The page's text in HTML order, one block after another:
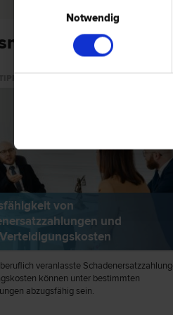
Notwendig
&
von
und
veranlasste
können unter bestimmten
abzugsfähig sein.